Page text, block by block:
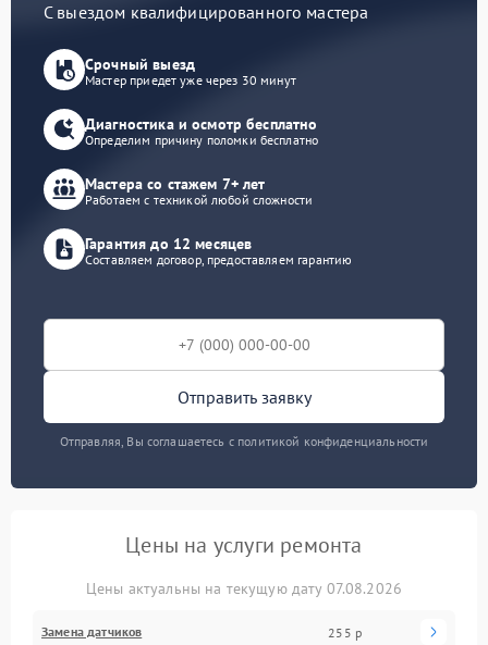
С выездом квалифицированного мастера
Срочный выезд
Мастер приедет уже через 30 минут
Диагностика и осмотр бесплатно
Определим причину поломки бесплатно
Мастера со стажем 7+ лет
Работаем с техникой любой сложности
Гарантия до 12 месяцев
Составляем договор, предоставляем гарантию
Отправить заявку
Отправляя, Вы соглашаетесь с политикой конфиденциальности
Цены на услуги ремонта
Цены актуальны на текущую дату 07.08.2026
Замена датчиков 255 р